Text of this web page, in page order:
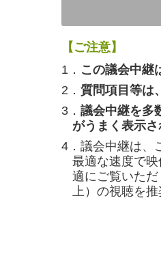
【ご注意】
1． この議会中継
2． 質問項目等は
3． 議会中継を多
がうまく表示
4．議会中継は、
最適な速度で
適にご覧いた
上）の視聴を推